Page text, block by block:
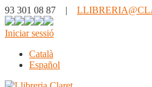
93 301 08 87 |
Iniciar sessió
Català
Español